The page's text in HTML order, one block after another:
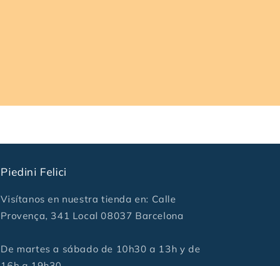
Piedini Felici
Visítanos en nuestra tienda en: Calle
Provença, 341 Local 08037 Barcelona
De martes a sábado de 10h30 a 13h y de